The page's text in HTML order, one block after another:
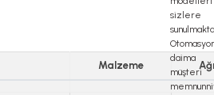
Malzeme